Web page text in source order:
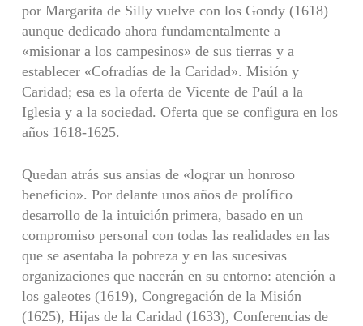
por Margarita de Silly vuelve con los Gondy (1618)
aunque dedicado ahora fundamentalmente a
«misionar a los campesinos» de sus tierras y a
establecer «Cofradías de la Caridad». Misión y
Caridad; esa es la oferta de Vicente de Paúl a la
Iglesia y a la sociedad. Oferta que se configura en los
años 1618-1625.
Quedan atrás sus ansias de «lograr un honroso
beneficio». Por delante unos años de prolífico
desarrollo de la intuición primera, basado en un
compromiso personal con todas las realidades en las
que se asentaba la pobreza y en las sucesivas
organizaciones que nacerán en su entorno: atención a
los galeotes (1619), Congregación de la Misión
(1625), Hijas de la Caridad (1633), Conferencias de